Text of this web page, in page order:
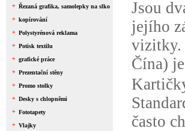
Jsou
jejího
vizitky.
Čína)
často
Řezaná grafika, samolepky na slko
kopírování
Polystyrénová reklama
Potisk textilu
grafické práce
Prezentační stěny
Promo stolky
Desky s chlopněmi
Fototapety
Vlajky